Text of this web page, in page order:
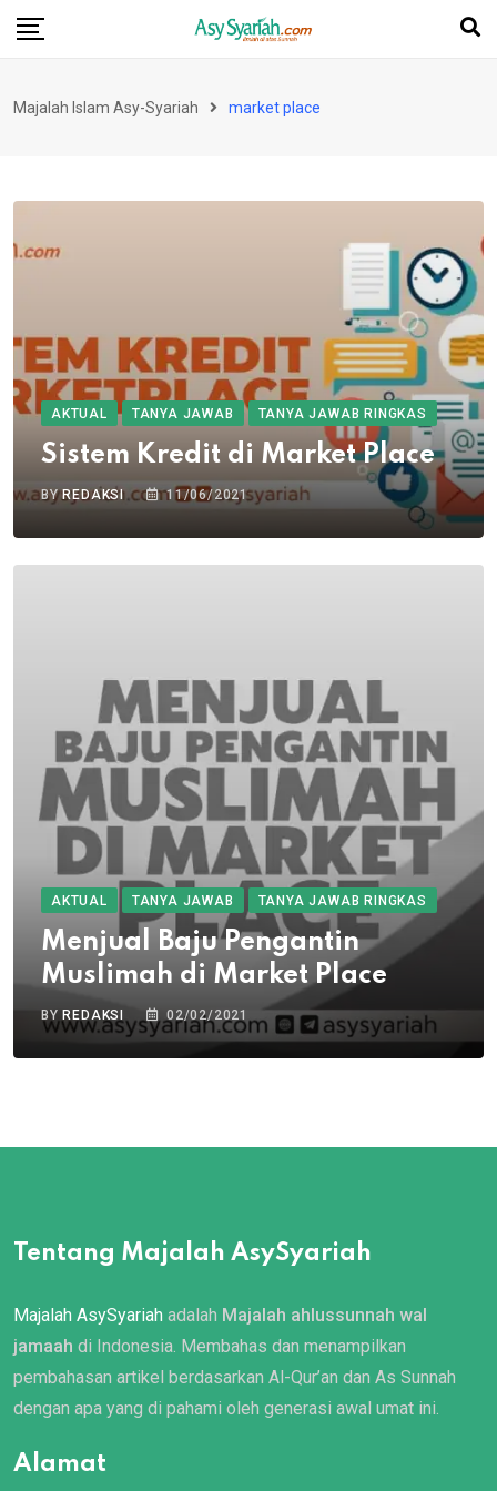
Skip
Majalah Islam Asy-Syariah market place
AKTUAL TANYA JAWAB TANYA JAWAB RINGKAS
Sistem Kredit di Market Place
BYREDAKSI 11/06/2021
AKTUAL TANYA JAWAB TANYA JAWAB RINGKAS
Menjual Baju Pengantin
Muslimah di Market Place
BY REDAKSI 02/02/2021
Tentang Majalah AsySyariah
Majalah AsySyariah adalah Majalah ahlussunnah wal
jamaah di Indonesia. Membahas dan menampilkan
pembahasan artikel berdasarkan Al-Qur’an dan As Sunnah
dengan apa yang di pahami oleh generasi awal umat ini.
Alamat